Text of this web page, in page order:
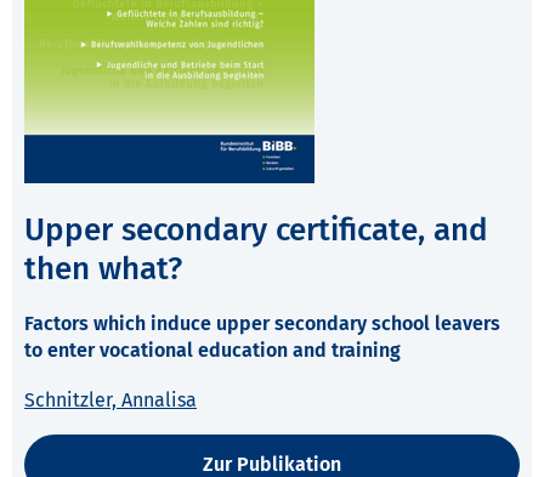
Upper secondary certificate, and
then what?
Factors which induce upper secondary school leavers
to enter vocational education and training
Schnitzler, Annalisa
Zur Publikation